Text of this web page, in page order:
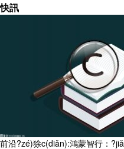
快訊
前沿?zé)狳c(diǎn):鴻蒙智行：